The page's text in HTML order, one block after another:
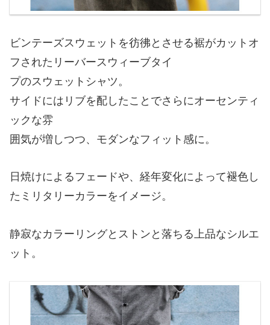
ビンテーズスウェットを彷彿とさせる裾がカットオ
フされたリーバースウィーブタイ
プのスウェットシャツ。
サイドにはリブを配したことでさらにオーセンティ
ックな雰
囲気が増しつつ、モダンなフィット感に。
⽇焼けによるフェードや、経年変化によって褪⾊し
たミリタリーカラーをイメージ。
静寂なカラーリングとストンと落ちる上品なシルエ
ット。